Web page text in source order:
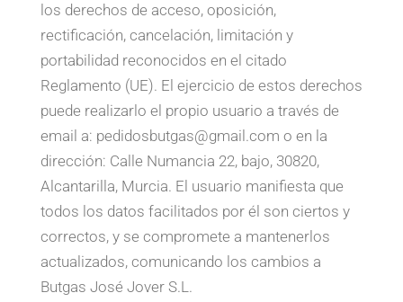
los derechos de acceso, oposición,
rectificación, cancelación, limitación y
portabilidad reconocidos en el citado
Reglamento (UE). El ejercicio de estos derechos
puede realizarlo el propio usuario a través de
email a: pedidosbutgas@gmail.com o en la
dirección: Calle Numancia 22, bajo, 30820,
Alcantarilla, Murcia. El usuario manifiesta que
todos los datos facilitados por él son ciertos y
correctos, y se compromete a mantenerlos
actualizados, comunicando los cambios a
Butgas José Jover S.L.